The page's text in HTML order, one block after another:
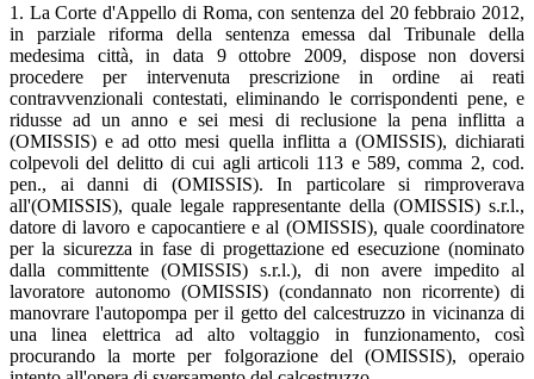
1. La Corte d'Appello di Roma, con sentenza del 20 febbraio 2012,
in parziale riforma della sentenza emessa dal Tribunale della
medesima città, in data 9 ottobre 2009, dispose non doversi
procedere per intervenuta prescrizione in ordine ai reati
contravvenzionali contestati, eliminando le corrispondenti pene, e
ridusse ad un anno e sei mesi di reclusione la pena inflitta a
(OMISSIS) e ad otto mesi quella inflitta a (OMISSIS), dichiarati
colpevoli del delitto di cui agli articoli 113 e 589, comma 2, cod.
pen., ai danni di (OMISSIS). In particolare si rimproverava
all'(OMISSIS), quale legale rappresentante della (OMISSIS) s.r.l.,
datore di lavoro e capocantiere e al (OMISSIS), quale coordinatore
per la sicurezza in fase di progettazione ed esecuzione (nominato
dalla committente (OMISSIS) s.r.l.), di non avere impedito al
lavoratore autonomo (OMISSIS) (condannato non ricorrente) di
manovrare l'autopompa per il getto del calcestruzzo in vicinanza di
una linea elettrica ad alto voltaggio in funzionamento, così
procurando la morte per folgorazione del (OMISSIS), operaio